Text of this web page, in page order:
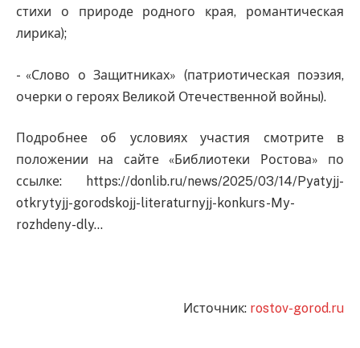
стихи о природе родного края, романтическая
лирика);
- «Слово о Защитниках» (патриотическая поэзия,
очерки о героях Великой Отечественной войны).
Подробнее об условиях участия смотрите в
положении на сайте «Библиотеки Ростова» по
ссылке: https://donlib.ru/news/2025/03/14/Pyatyjj-
otkrytyjj-gorodskojj-literaturnyjj-konkurs-My-
rozhdeny-dly...
Источник: rostov-gorod.ru